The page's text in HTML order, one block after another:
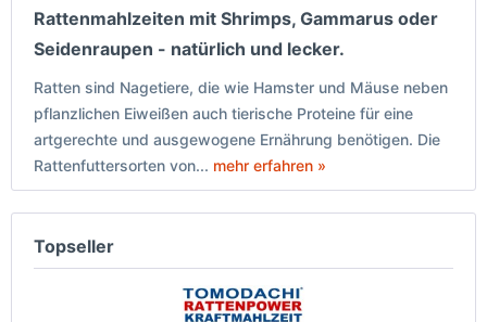
Rattenmahlzeiten mit Shrimps, Gammarus oder
Seidenraupen - natürlich und lecker.
Ratten sind Nagetiere, die wie Hamster und Mäuse neben
pflanzlichen Eiweißen auch tierische Proteine für eine
artgerechte und ausgewogene Ernährung benötigen. Die
Rattenfuttersorten von... mehr erfahren »
Topseller